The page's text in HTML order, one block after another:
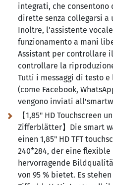
integrati, che
dirette senza collegarsi a
Inoltre, l'assistente
funzionamento a mani
Assistant per controllare
controllare la
Tutti i messaggi di testo
(come Facebook,
vengono inviati
【1,85" HD Touchscreen
Zifferblätter】Die smart
einen 1,85" HD TFT
240*284, der eine flexible
hervorragende
von 95 % bietet. Es